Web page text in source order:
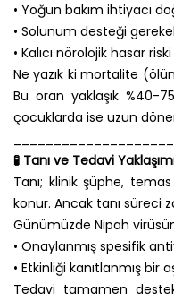
• Yoğun bakım ihtiyacı
• Solunum desteği
• Kalıcı nörolojik hasar riski
Ne yazık ki mortalite
Bu oran yaklaşık %40-
çocuklarda ise uzun
🧪 Tanı ve Tedavi
Tanı; klinik şüphe,
konur. Ancak tanı süreci
Günümüzde Nipah
• Onaylanmış spesifik
• Etkinliği kanıtlanmış bir
Tedavi tamamen